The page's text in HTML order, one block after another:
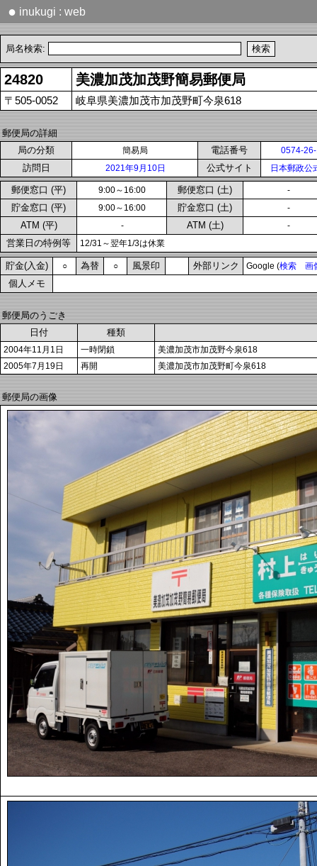
● inukugi : web
局名検索:
24820 美濃加茂加茂野簡易郵便局
〒505-0052 岐阜県美濃加茂市加茂野町今泉618
郵便局の詳細
局の分類
簡易局 電話番号 0574-
訪問日 2021年9月10日 公式サイト 日本郵政公
郵便窓口 (平) 9:00～16:00 郵便窓口 (土) -
貯金窓口 (平) 9:00～16:00 貯金窓口 (土) -
ATM (平) - ATM (土) -
営業日の特例等 12/31～翌年1/3は休業
貯金(入金) ○ 為替 ○ 風景印 外部リンク Google (検索 画
個人メモ
郵便局のうごき
日付
種類
2004年11月1日 一時閉鎖
美濃加茂市加茂野今泉618
2005年7月19日
再開 美濃加茂市加茂野町今泉618
郵便局の画像